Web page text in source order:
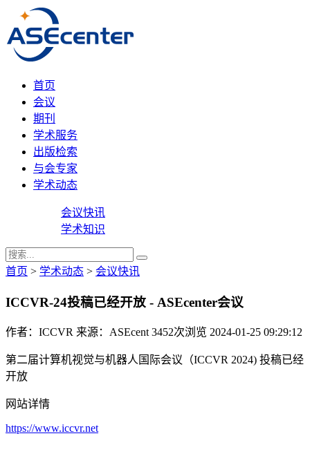
首页
会议
期刊
学术服务
出版检索
与会专家
学术动态
会议快讯
学术知识
首页 > 学术动态 > 会议快讯
ICCVR-24投稿已经开放 - ASEcenter会议
作者：ICCVR 来源：ASEcent 3452次浏览 2024-01-25 09:29:12
第二届计算机视觉与机器人国际会议（ICCVR 2024) 投稿已经
开放
网站详情
https://www.iccvr.net